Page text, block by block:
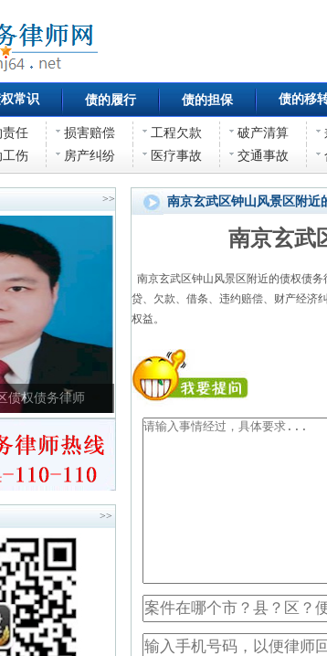
常识 债的履行 债的担保 债的移
责任 损害赔偿 工程欠款 破产清算
工伤 房产纠纷 医疗事故 交通事故
>>
债权债务律师
>>
南京玄武区钟山风景区附近
南京玄武
南京玄武区钟山风景区附近的债权债
贷、欠款、借条、违约赔偿、财产经济
权益。